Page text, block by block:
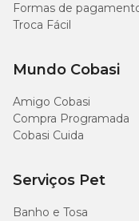
Formas de
Troca Fácil
Mundo Cobasi
Amigo Cobasi
Compra Programada
Cobasi Cuida
Serviços Pet
Banho e Tosa